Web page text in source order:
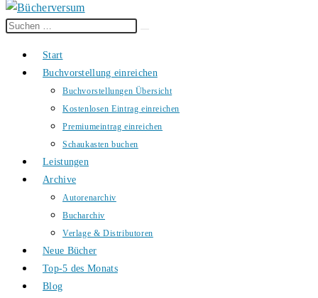
Diese
durchsuchen
Start
Buchvorstellung einreichen
Buchvorstellungen Übersicht
Kostenlosen Eintrag einreichen
Premiumeintrag einreichen
Schaukasten buchen
Leistungen
Archive
Autorenarchiv
Bucharchiv
Verlage & Distributoren
Neue Bücher
Top-5 des Monats
Blog